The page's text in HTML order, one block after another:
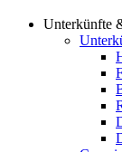
Unterkünfte